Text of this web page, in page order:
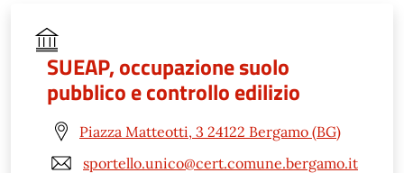
SUEAP, occupazione suolo
pubblico e controllo edilizio
Piazza Matteotti, 3 24122 Bergamo (BG)
sportello.unico@cert.comune.bergamo.it